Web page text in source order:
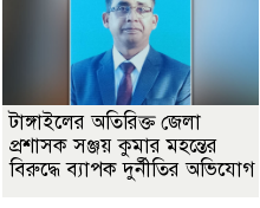
টাঙ্গাইলের অতিরিক্ত জেলা
প্রশাসক সঞ্জয় কুমার মহন্তের
বিরুদ্ধে ব্যাপক দুর্নীতির অভিযোগ